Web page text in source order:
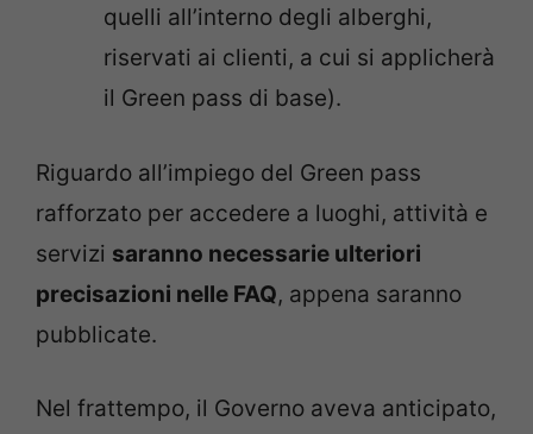
quelli all’interno degli alberghi,
riservati ai clienti, a cui si applicherà
il Green pass di base).
Riguardo all’impiego del Green pass
rafforzato per accedere a luoghi, attività e
servizi saranno necessarie ulteriori
precisazioni nelle FAQ, appena saranno
pubblicate.
Nel frattempo, il Governo aveva anticipato,